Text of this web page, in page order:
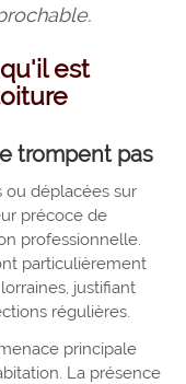
est
trompent pas
ou déplacées sur
précoce de
professionnelle.
particulièrement
justifiant
régulières.
principale
La présence